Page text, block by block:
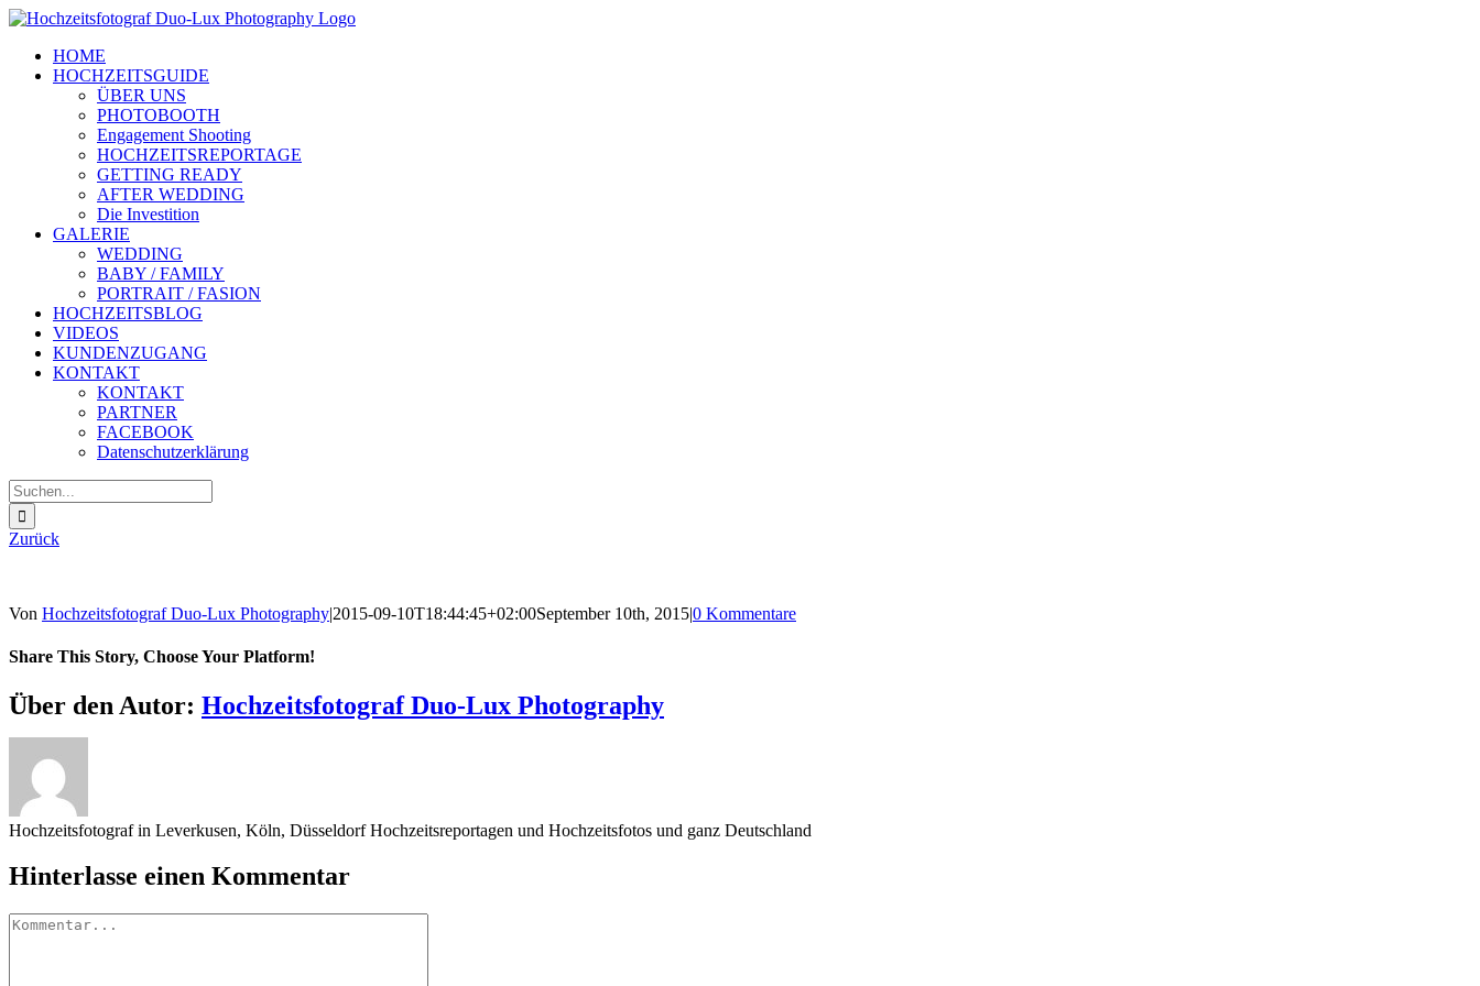
Zum
springenHOME
HOCHZEITSGUIDE
ÜBER UNS
PHOTOBOOTH
Engagement Shooting
HOCHZEITSREPORTAGE
GETTING READY
AFTER WEDDING
Die Investition
GALERIE
WEDDING
BABY / FAMILY
PORTRAIT / FASION
HOCHZEITSBLOG
VIDEOS
KUNDENZUGANG
KONTAKT
KONTAKT
PARTNER
FACEBOOK
Datenschutzerklärung
Suche
nach:
Zurück
Von Hochzeitsfotograf Duo-Lux Photography|2015-09-10T18:44:45+02:00September 10th, 2015|0 Kommentare
Share This Story, Choose Your Platform!
Sharing_facebook
Sharing_twitter
Sharing_reddit
Über den Autor: Hochzeitsfotograf Duo-Lux Photography
Hochzeitsfotograf in Leverkusen, Köln, Düsseldorf Hochzeitsreportagen und Hochzeitsfotos und ganz Deutschland
Hinterlasse einen Kommentar
Kommentar